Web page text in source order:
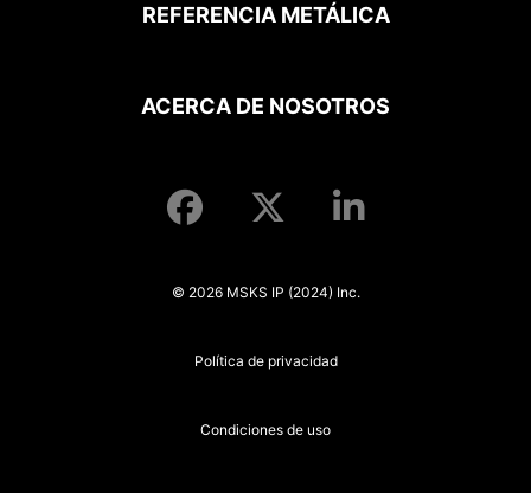
REFERENCIA METÁLICA
ACERCA DE NOSOTROS
© 2026 MSKS IP (2024) Inc.
Política de privacidad
Condiciones de uso